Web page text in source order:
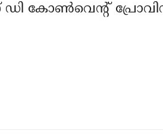
കോണ്‍വെന്റ്